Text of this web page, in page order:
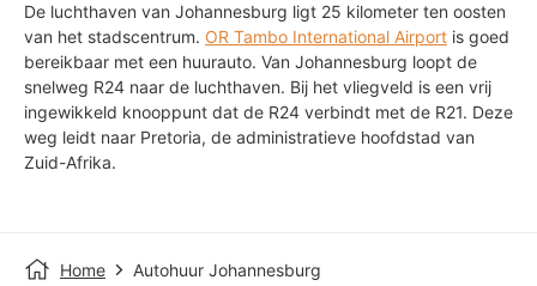
De luchthaven van Johannesburg ligt 25 kilometer ten oosten
van het stadscentrum. OR Tambo International Airport is goed
bereikbaar met een huurauto. Van Johannesburg loopt de
snelweg R24 naar de luchthaven. Bij het vliegveld is een vrij
ingewikkeld knooppunt dat de R24 verbindt met de R21. Deze
weg leidt naar Pretoria, de administratieve hoofdstad van
Zuid-Afrika.
Home Autohuur Johannesburg